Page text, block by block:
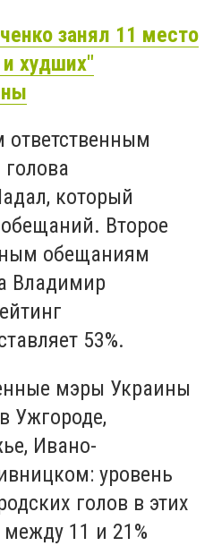
занял 11 место
худших"
голова
который
Второе
обещаниям
Владимир
53%.
мэры Украины
Ужгороде,
Ивано-
уровень
голов в этих
между 11 и 21%